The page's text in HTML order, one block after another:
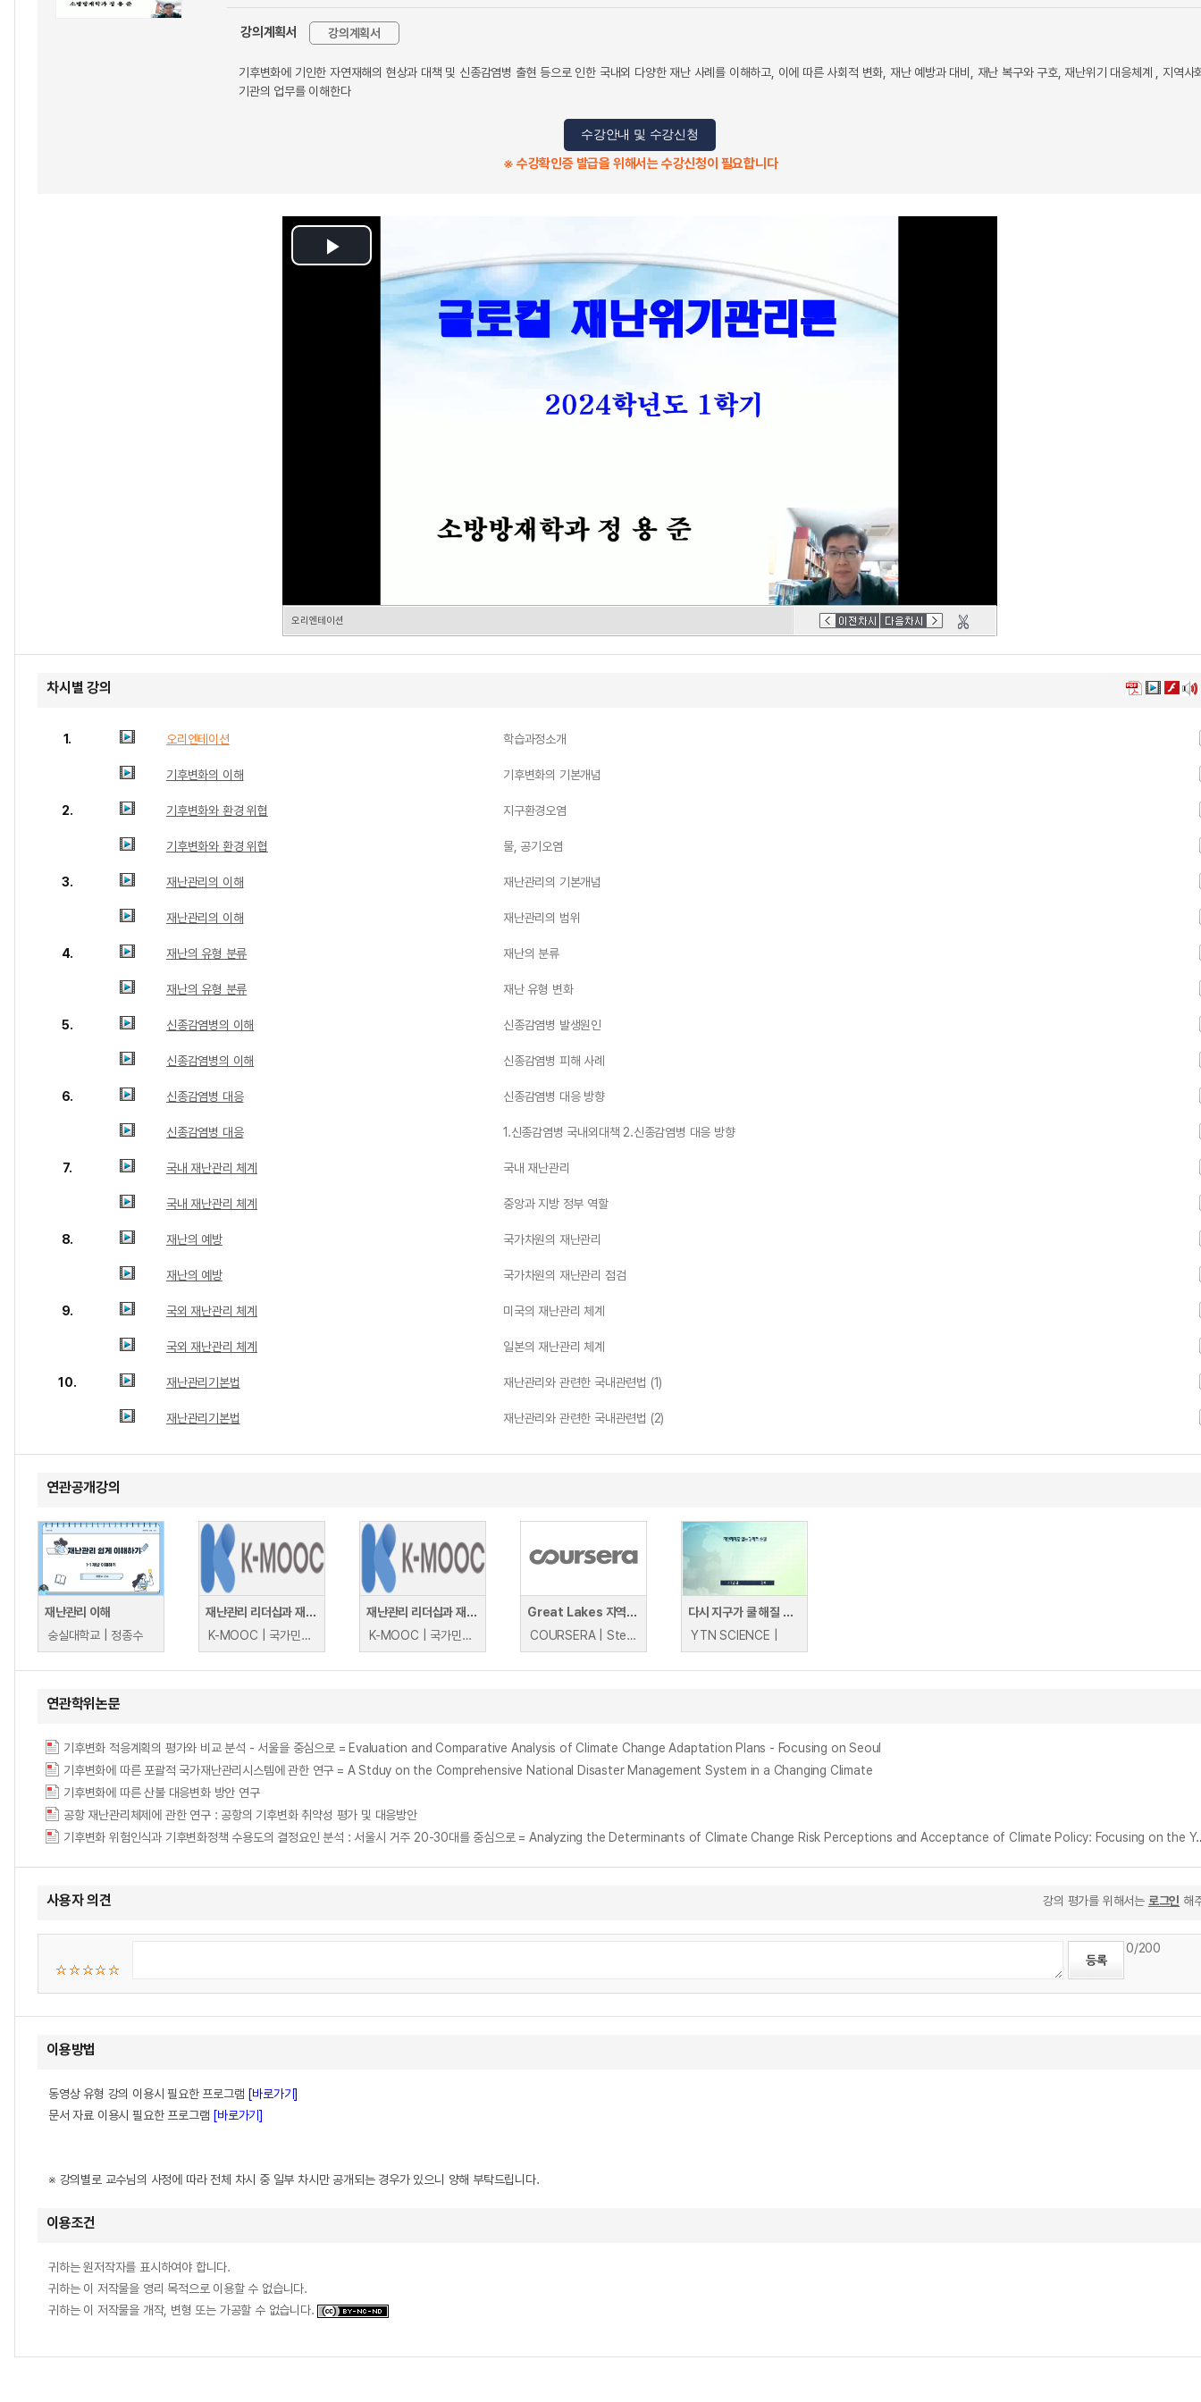
강의계획서 강의계획서
기후변화에 기인한 자연재해의 현상과 대책 및 신종감염병 출현 등으로 인한 국내외 다양한 재난 사례를 이해하고, 이에 따른 사회적 변화, 재난 예방과 대비, 재난 복구와 구호, 재난위기 대응체계 , 지역사
기관의 업무를 이해한다
수강안내 및 수강신청
※ 수강확인증 발급을 위해서는 수강신청이 필요합니다
Play
Video
오리엔테이션
차시별 강의
1. 오리엔테이션 학습과정소개
기후변화의 이해 기후변화의 기본개념
2. 기후변화와 환경 위협 지구환경오염
기후변화와 환경 위협 물, 공기오염
3. 재난관리의 이해 재난관리의 기본개념
재난관리의 이해 재난관리의 범위
4. 재난의 유형 분류 재난의 분류
재난의 유형 분류 재난 유형 변화
5. 신종감염병의 이해 신종감염병 발생원인
신종감염병의 이해 신종감염병 피해 사례
6. 신종감염병 대응 신종감염병 대응 방향
신종감염병 대응 1.신종감염병 국내외대책 2.신종감염병 대응 방향
7. 국내 재난관리 체계 국내 재난관리
국내 재난관리 체계 중앙과 지방 정부 역할
8. 재난의 예방 국가차원의 재난관리
재난의 예방 국가차원의 재난관리 점검
9. 국외 재난관리 체계 미국의 재난관리 체계
국외 재난관리 체계 일본의 재난관리 체계
10. 재난관리기본법 재난관리와 관련한 국내관련법 (1)
재난관리기본법 재난관리와 관련한 국내관련법 (2)
연관공개강의
재난관리 이해
숭실대학교 | 정종수
재난관리 리더십과 재난대응 협업 (Disaster Management Leadership and Collaboration for Disaster Response)
K-MOOC | 국가민방위재난안전교육원 NDTI International Cooperation Team
재난관리 리더십과 재난대응 협업 (Disaster Management Leadership and Collaboration for Disaster Response)
K-MOOC | 국가민방위재난안전교육원 NDTI International Cooperation Team
Great Lakes 지역에서의 날씨와 기후변화
COURSERA | Steven Ackerman 외 1명
다시 지구가 쿨 해질 때 까지, 기후변화
YTN SCIENCE |
연관학위논문
기후변화 적응계획의 평가와 비교 분석 - 서울을 중심으로 = Evaluation and Comparative Analysis of Climate Change Adaptation Plans - Focusing on Seoul
기후변화에 따른 포괄적 국가재난관리시스템에 관한 연구 = A Stduy on the Comprehensive National Disaster Management System in a Changing Climate
기후변화에 따른 산불 대응변화 방안 연구
공항 재난관리체제에 관한 연구 : 공항의 기후변화 취약성 평가 및 대응방안
기후변화 위험인식과 기후변화정책 수용도의 결정요인 분석 : 서울시 거
사용자 의견 강의 평가를 위해서는 로그인 해
0/200
이용방법
동영상 유형 강의 이용시 필요한 프로그램 [바로가기]
문서 자료 이용시 필요한 프로그램 [바로가기]
※ 강의별로 교수님의 사정에 따라 전체 차시 중 일부 차시만 공개되는 경우가 있으니 양해 부탁드립니다.
이용조건
귀하는 원저작자를 표시하여야 합니다.
귀하는 이 저작물을 영리 목적으로 이용할 수 없습니다.
귀하는 이 저작물을 개작, 변형 또는 가공할 수 없습니다.